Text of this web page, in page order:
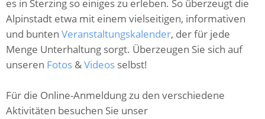
es in Sterzing so einiges zu erleben. So überzeugt die
Alpinstadt etwa mit einem vielseitigen, informativen
und bunten Veranstaltungskalender, der für jede
Menge Unterhaltung sorgt. Überzeugen Sie sich auf
unseren Fotos &Videos selbst!
Für die Online-Anmeldung zu den verschiedene
Aktivitäten besuchen Sie unser